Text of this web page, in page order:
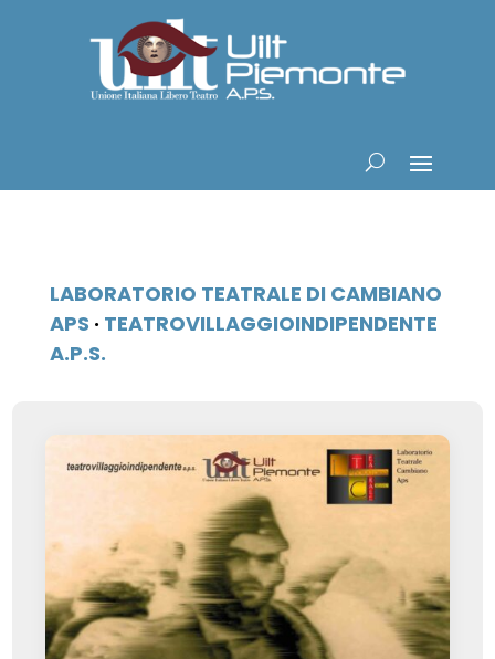
LABORATORIO TEATRALE DI CAMBIANO
APS · TEATROVILLAGGIOINDIPENDENTE
A.P.S.